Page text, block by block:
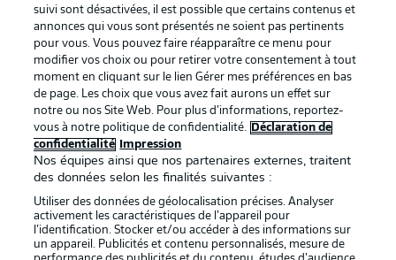
Déclaration de
confidentialité
Diffuseurs
Travaux Contact
Impression Joueurs
suivi sont désactivées, il est possible que certains contenus et
annonces qui vous sont présentés ne soient pas pertinents
pour vous. Vous pouvez faire réapparaître ce menu pour
modifier vos choix ou pour retirer votre consentement à tout
moment en cliquant sur le lien Gérer mes préférences en bas
de page. Les choix que vous avez fait aurons un effet sur
notre ou nos Site Web. Pour plus d’informations, reportez-
vous à notre politique de confidentialité.
Déclaration de
confidentialité
Impression
Nos équipes ainsi que nos partenaires externes, traitent
des données selon les finalités suivantes :
Utiliser des données de géolocalisation précises. Analyser
activement les caractéristiques de l’appareil pour
l’identification. Stocker et/ou accéder à des informations sur
un appareil. Publicités et contenu personnalisés, mesure de